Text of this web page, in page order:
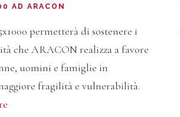
AD ARACON
permetterà di sostenere i
che ARACON realizza a favore
uomini e famiglie in
fragilità e vulnerabilità.